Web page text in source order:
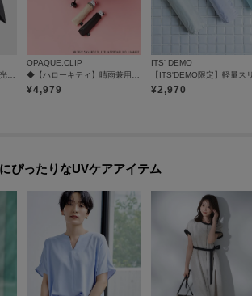
OPAQUE.CLIP
¥4,979
ITS' DEMO
¥2,970
ぴったりなUVケアアイテム